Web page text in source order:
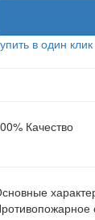
в один клик
Качество